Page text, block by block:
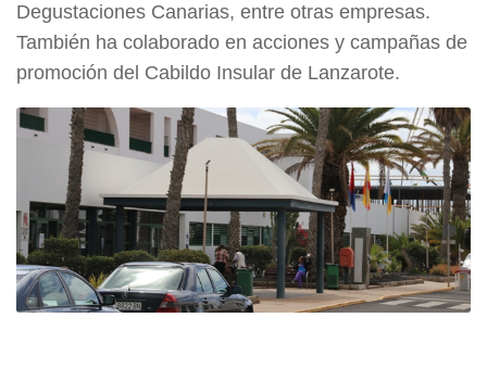
Degustaciones Canarias, entre otras empresas.
También ha colaborado en acciones y campañas de
promoción del Cabildo Insular de Lanzarote.